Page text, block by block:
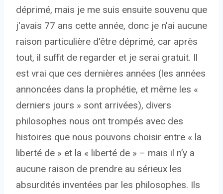
déprimé, mais je me suis ensuite souvenu que
j'avais 77 ans cette année, donc je n'ai aucune
raison particulière d'être déprimé, car après
tout, il suffit de regarder et je serai gratuit. Il
est vrai que ces dernières années (les années
annoncées dans la prophétie, et même les «
derniers jours » sont arrivées), divers
philosophes nous ont trompés avec des
histoires que nous pouvons choisir entre « la
liberté de » et la « liberté de » – mais il n’y a
aucune raison de prendre au sérieux les
absurdités inventées par les philosophes. Ils